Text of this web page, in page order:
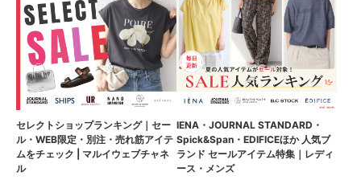
セレクトショップランキング｜セー
ル・WEB限定・別注・売れ筋アイテ
ムをチェック | マルイウェブチャネ
ル
IENA・JOURNAL STANDARD・
Spick&Span・EDIFICEほか 人気ブ
ランド セールアイテム特集｜レディ
ース・メンズ